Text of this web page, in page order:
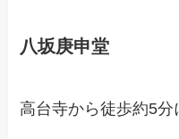
八坂庚申堂
高台寺から徒歩約5分